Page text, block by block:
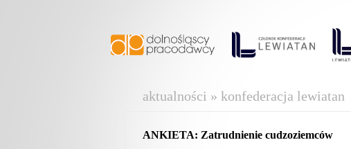
aktualności » konfederacja lewiatan
ANKIETA: Zatrudnienie cudzoziemców